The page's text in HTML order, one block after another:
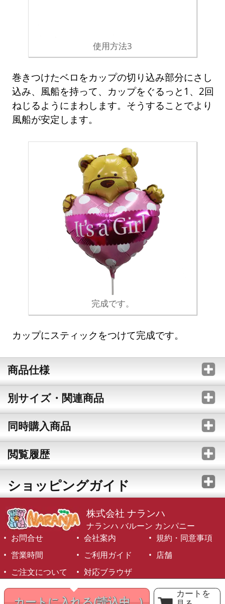
カートを
使用方法3
巻きつけたベロをカップの切り込み部分にさし
込み、風船を持って、カップをぐるっと1、2回
ねじるようにまわします。そうすることでより
風船が安定します。
完成です。
カップにスティックをつけて完成です。
商品仕様
別サイズ・関連商品
同時購入商品
閲覧履歴
ショッピングガイド
株式会社 ナランハ
ナランハ バルーン カンパニー
お問合せ
会社案内
規約・同意事項
営業時間
ご利用ガイド
店舗
ご注文について
対応ブラウザ
©1999-2026 NARANJA Inc. All Rights Reserved.